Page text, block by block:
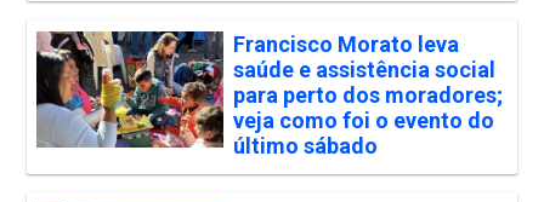
Francisco Morato leva
saúde e assistência social
para perto dos moradores;
veja como foi o evento do
último sábado